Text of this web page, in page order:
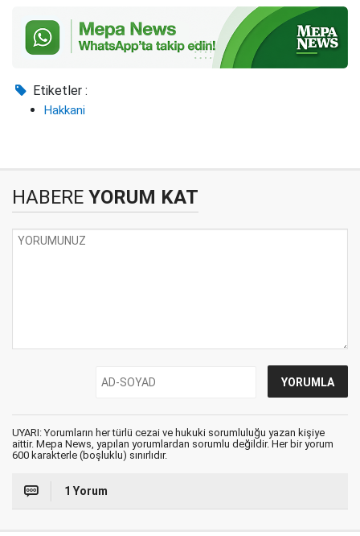
Etiketler :
Hakkani
HABERE YORUM KAT
UYARI: Yorumların her türlü cezai ve hukuki sorumluluğu yazan kişiye
aittir. Mepa News, yapılan yorumlardan sorumlu değildir. Her bir yorum
600 karakterle (boşluklu) sınırlıdır.
1 Yorum